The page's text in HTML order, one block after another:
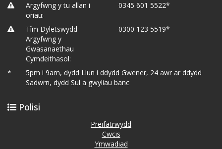
Argyfwng y tu allan i
oriau:
0345 601 5522*
Tîm Dyletswydd
Argyfwng y
Gwasanaethau
Cymdeithasol:
0300 123 5519*
*
5pm i 9am, dydd Llun i ddydd Gwener, 24 awr ar ddydd
Sadwrn, dydd Sul a gwyliau banc
Polisi
Preifatrwydd
Cwcis
Ymwadiad